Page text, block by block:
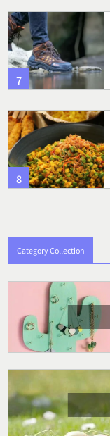
7
8
Category Collection